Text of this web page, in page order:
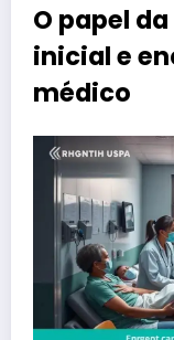
O papel
inicial e
médico